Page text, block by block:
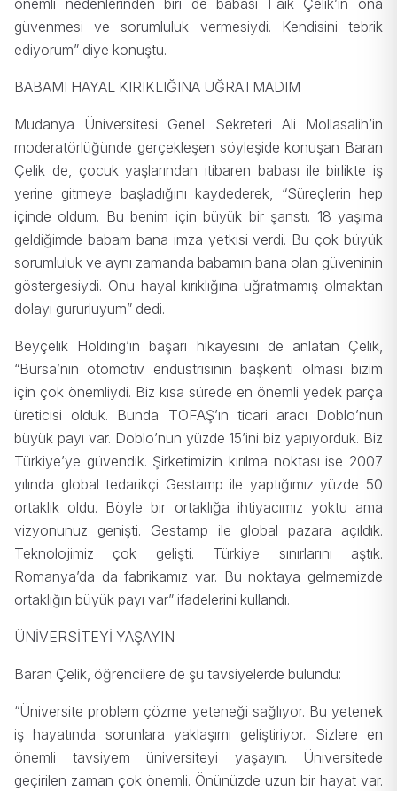
önemli nedenlerinden biri de babası Faik Çelik’in ona
güvenmesi ve sorumluluk vermesiydi. Kendisini tebrik
ediyorum” diye konuştu.
BABAMI HAYAL KIRIKLIĞINA UĞRATMADIM
Mudanya Üniversitesi Genel Sekreteri Ali Mollasalih’in
moderatörlüğünde gerçekleşen söyleşide konuşan Baran
Çelik de, çocuk yaşlarından itibaren babası ile birlikte iş
yerine gitmeye başladığını kaydederek, “Süreçlerin hep
içinde oldum. Bu benim için büyük bir şanstı. 18 yaşıma
geldiğimde babam bana imza yetkisi verdi. Bu çok büyük
sorumluluk ve aynı zamanda babamın bana olan güveninin
göstergesiydi. Onu hayal kırıklığına uğratmamış olmaktan
dolayı gururluyum” dedi.
Beyçelik Holding’in başarı hikayesini de anlatan Çelik,
“Bursa’nın otomotiv endüstrisinin başkenti olması bizim
için çok önemliydi. Biz kısa sürede en önemli yedek parça
üreticisi olduk. Bunda TOFAŞ’ın ticari aracı Doblo’nun
büyük payı var. Doblo’nun yüzde 15’ini biz yapıyorduk. Biz
Türkiye’ye güvendik. Şirketimizin kırılma noktası ise 2007
yılında global tedarikçi Gestamp ile yaptığımız yüzde 50
ortaklık oldu. Böyle bir ortaklığa ihtiyacımız yoktu ama
vizyonunuz genişti. Gestamp ile global pazara açıldık.
Teknolojimiz çok gelişti. Türkiye sınırlarını aştık.
Romanya’da da fabrikamız var. Bu noktaya gelmemizde
ortaklığın büyük payı var” ifadelerini kullandı.
ÜNİVERSİTEYİ YAŞAYIN
Baran Çelik, öğrencilere de şu tavsiyelerde bulundu:
“Üniversite problem çözme yeteneği sağlıyor. Bu yetenek
iş hayatında sorunlara yaklaşımı geliştiriyor. Sizlere en
önemli tavsiyem üniversiteyi yaşayın. Üniversitede
geçirilen zaman çok önemli. Önünüzde uzun bir hayat var.